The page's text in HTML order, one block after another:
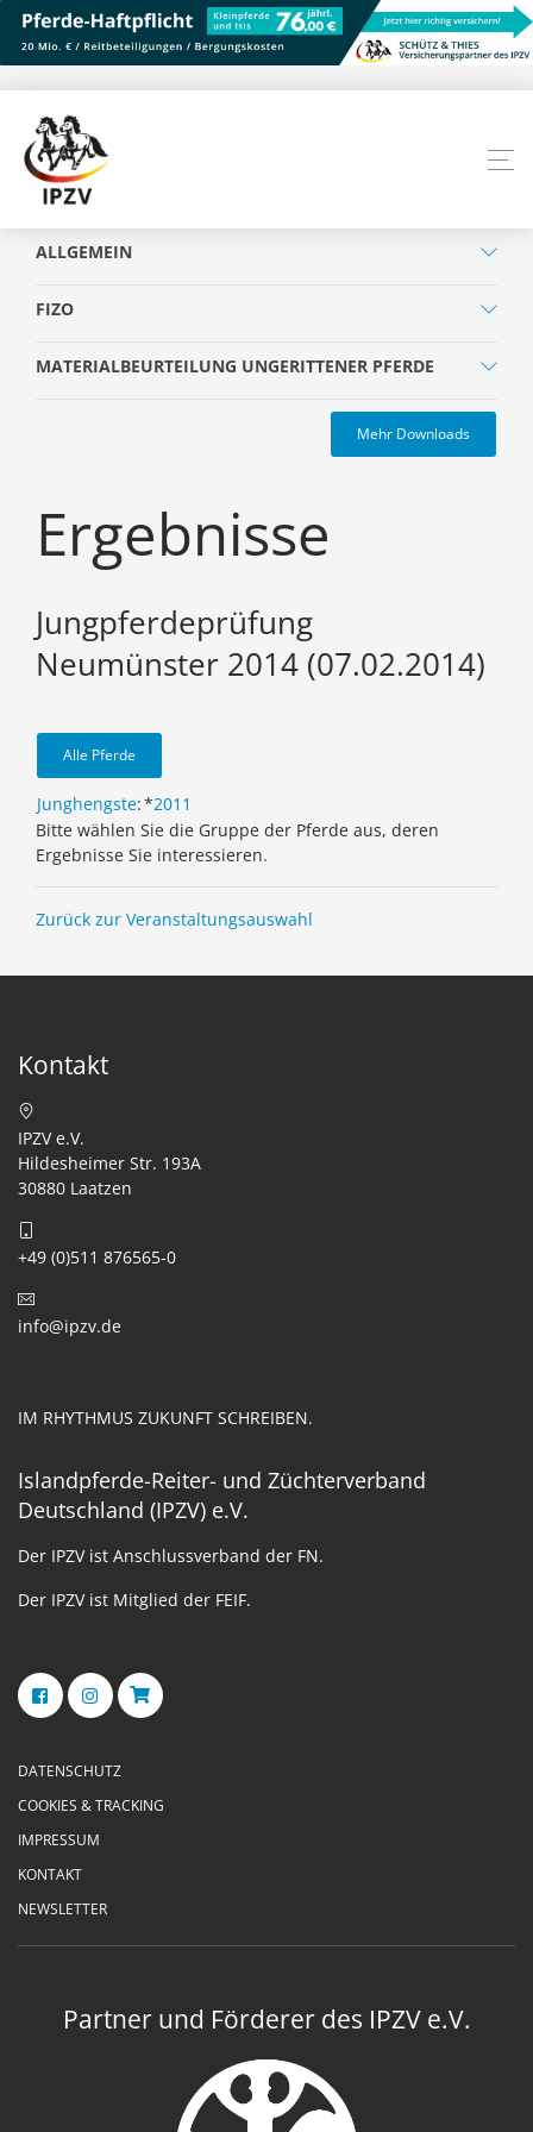
ALLGEMEIN
FIZO
MATERIALBEURTEILUNG UNGERITTENER PFERDE
Mehr Downloads
Ergebnisse
Jungpferdeprüfung
Neumünster 2014 (07.02.2014)
Alle Pferde
Junghengste:*2011
Bitte wählen Sie die Gruppe der Pferde aus, deren
Ergebnisse Sie interessieren.
Zurück zur Veranstaltungsauswahl
Kontakt
IPZV e.V.
Hildesheimer Str. 193A
30880 Laatzen
+49 (0)511 876565-0
info@ipzv.de
IM RHYTHMUS ZUKUNFT SCHREIBEN.
Islandpferde-Reiter- und Züchterverband
Deutschland (IPZV) e.V.
Der IPZV ist Anschlussverband der FN.
Der IPZV ist Mitglied der FEIF.
DATENSCHUTZ
COOKIES & TRACKING
IMPRESSUM
KONTAKT
NEWSLETTER
Partner und Förderer des IPZV e.V.